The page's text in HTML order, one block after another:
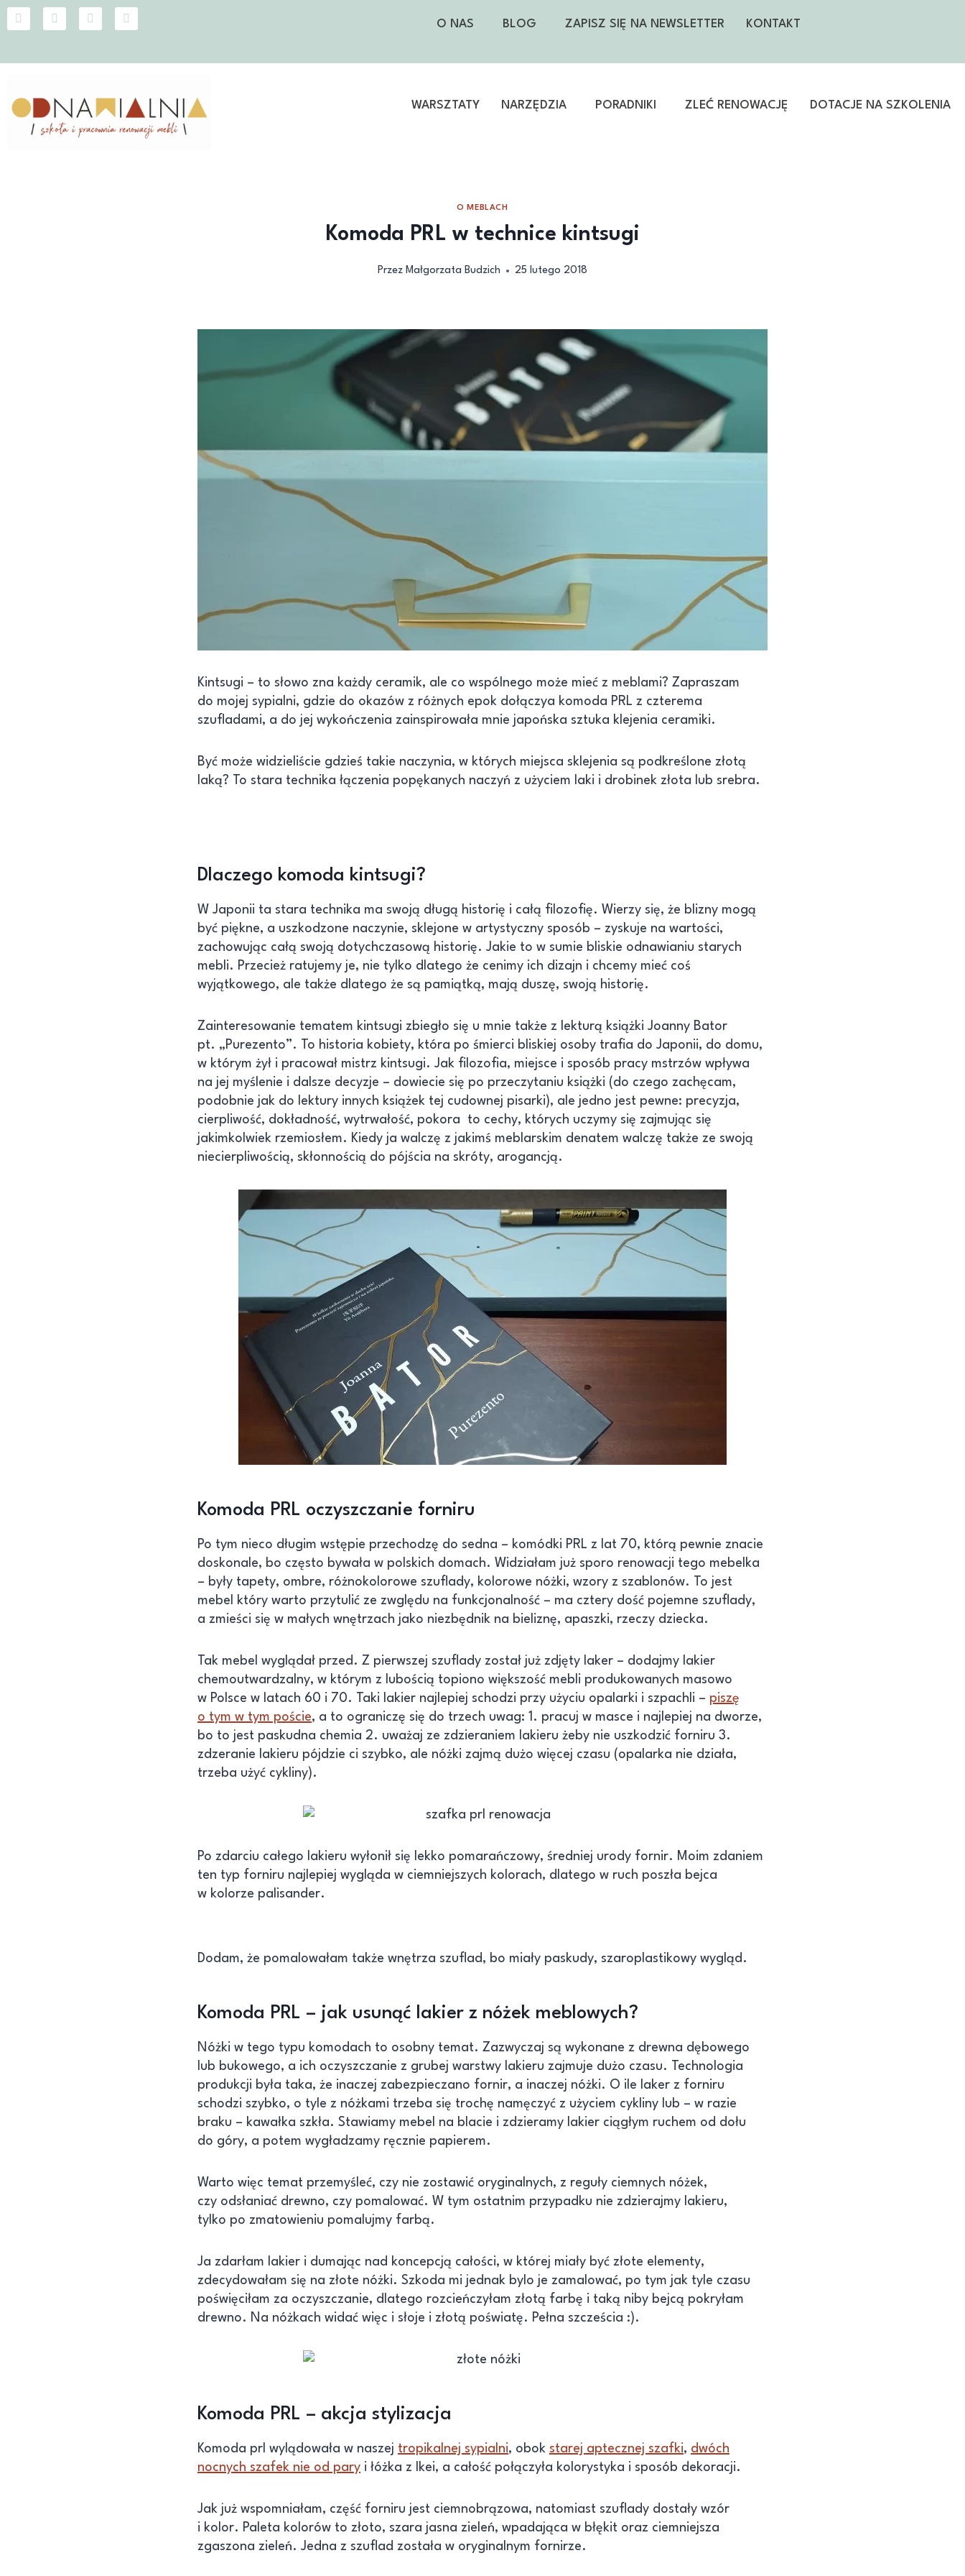
O NAS BLOG ZAPISZ SIĘ NA NEWSLETTER KONTAKT
WARSZTATY NARZĘDZIA PORADNIKI ZLEĆ RENOWACJĘ DOTACJE NA SZKOLENIA
O MEBLACH
Komoda PRL w technice kintsugi
Przez Małgorzata Budzich 25 lutego 2018
Kintsugi – to słowo zna każdy ceramik, ale co wspólnego może mieć z meblami? Zapraszam
do mojej sypialni, gdzie do okazów z różnych epok dołączya komoda PRL z czterema
szufladami, a do jej wykończenia zainspirowała mnie japońska sztuka klejenia ceramiki.
Być może widzieliście gdzieś takie naczynia, w których miejsca sklejenia są podkreślone złotą
laką? To stara technika łączenia popękanych naczyń z użyciem laki i drobinek złota lub srebra.
Dlaczego komoda kintsugi?
W Japonii ta stara technika ma swoją długą historię i całą filozofię. Wierzy się, że blizny mogą
być piękne, a uszkodzone naczynie, sklejone w artystyczny sposób – zyskuje na wartości,
zachowując całą swoją dotychczasową historię. Jakie to w sumie bliskie odnawianiu starych
mebli. Przecież ratujemy je, nie tylko dlatego że cenimy ich dizajn i chcemy mieć coś
wyjątkowego, ale także dlatego że są pamiątką, mają duszę, swoją historię.
Zainteresowanie tematem kintsugi zbiegło się u mnie także z lekturą książki Joanny Bator
pt. „Purezento”. To historia kobiety, która po śmierci bliskiej osoby trafia do Japonii, do domu,
w którym żył i pracował mistrz kintsugi. Jak filozofia, miejsce i sposób pracy mstrzów wpływa
na jej myślenie i dalsze decyzje – dowiecie się po przeczytaniu książki (do czego zachęcam,
podobnie jak do lektury innych książek tej cudownej pisarki), ale jedno jest pewne: precyzja,
cierpliwość, dokładność, wytrwałość, pokora to cechy, których uczymy się zajmując się
jakimkolwiek rzemiosłem. Kiedy ja walczę z jakimś meblarskim denatem walczę także ze swoją
niecierpliwością, skłonnością do pójścia na skróty, arogancją.
Komoda PRL oczyszczanie forniru
Po tym nieco długim wstępie przechodzę do sedna – komódki PRL z lat 70, którą pewnie znacie
doskonale, bo często bywała w polskich domach. Widziałam już sporo renowacji tego mebelka
– były tapety, ombre, różnokolorowe szuflady, kolorowe nóżki, wzory z szablonów. To jest
mebel który warto przytulić ze zwględu na funkcjonalność – ma cztery dość pojemne szuflady,
a zmieści się w małych wnętrzach jako niezbędnik na bieliznę, apaszki, rzeczy dziecka.
Tak mebel wyglądał przed. Z pierwszej szuflady został już zdjęty laker – dodajmy lakier
chemoutwardzalny, w którym z lubością topiono większość mebli produkowanych masowo
w Polsce w latach 60 i 70. Taki lakier najlepiej schodzi przy użyciu opalarki i szpachli – piszę
o tym w tym poście, a to ograniczę się do trzech uwag: 1. pracuj w masce i najlepiej na dworze,
bo to jest paskudna chemia 2. uważaj ze zdzieraniem lakieru żeby nie uszkodzić forniru 3.
zdzeranie lakieru pójdzie ci szybko, ale nóżki zajmą dużo więcej czasu (opalarka nie działa,
trzeba użyć cykliny).
Po zdarciu całego lakieru wyłonił się lekko pomarańczowy, średniej urody fornir. Moim zdaniem
ten typ forniru najlepiej wygląda w ciemniejszych kolorach, dlatego w ruch poszła bejca
w kolorze palisander.
Dodam, że pomalowałam także wnętrza szuflad, bo miały paskudy, szaroplastikowy wygląd.
Komoda PRL – jak usunąć lakier z nóżek meblowych?
Nóżki w tego typu komodach to osobny temat. Zazwyczaj są wykonane z drewna dębowego
lub bukowego, a ich oczyszczanie z grubej warstwy lakieru zajmuje dużo czasu. Technologia
produkcji była taka, że inaczej zabezpieczano fornir, a inaczej nóżki. O ile laker z forniru
schodzi szybko, o tyle z nóżkami trzeba się trochę namęczyć z użyciem cykliny lub – w razie
braku – kawałka szkła. Stawiamy mebel na blacie i zdzieramy lakier ciągłym ruchem od dołu
do góry, a potem wygładzamy ręcznie papierem.
Warto więc temat przemyśleć, czy nie zostawić oryginalnych, z reguły ciemnych nóżek,
czy odsłaniać drewno, czy pomalować. W tym ostatnim przypadku nie zdzierajmy lakieru,
tylko po zmatowieniu pomalujmy farbą.
Ja zdarłam lakier i dumając nad koncepcją całości, w której miały być złote elementy,
zdecydowałam się na złote nóżki. Szkoda mi jednak bylo je zamalować, po tym jak tyle czasu
poświęciłam za oczyszczanie, dlatego rozcieńczyłam złotą farbę i taką niby bejcą pokryłam
drewno. Na nóżkach widać więc i słoje i złotą poświatę. Pełna szcześcia :).
Komoda PRL – akcja stylizacja
Komoda prl wylądowała w naszej tropikalnej sypialni, obok starej aptecznej szafki, dwóch
nocnych szafek nie od pary i łóżka z Ikei, a całość połączyła kolorystyka i sposób dekoracji.
Jak już wspomniałam, część forniru jest ciemnobrązowa, natomiast szuflady dostały wzór
i kolor. Paleta kolorów to złoto, szara jasna zieleń, wpadająca w błękit oraz ciemniejsza
zgaszona zieleń. Jedna z szuflad została w oryginalnym fornirze.